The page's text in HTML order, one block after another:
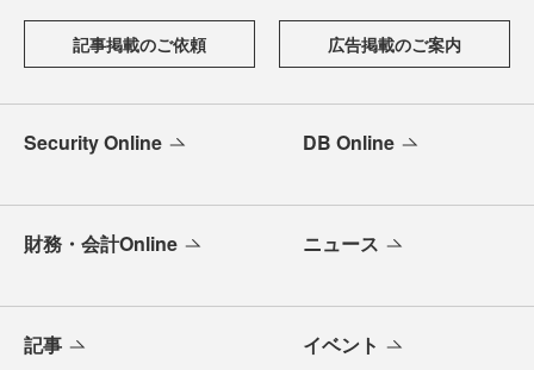
記事掲載のご依頼 広告掲載のご案内
Security Online DB Online
財務・会計Online ニュース
記事 イベント